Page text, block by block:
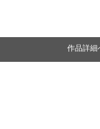
作品詳細